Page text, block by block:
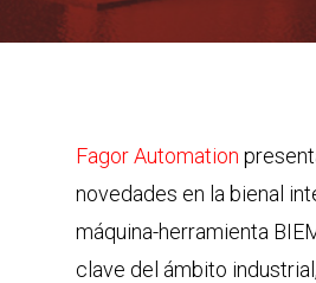
Fagor Automation
novedades en la bienal
máquina-herramienta
clave del ámbito